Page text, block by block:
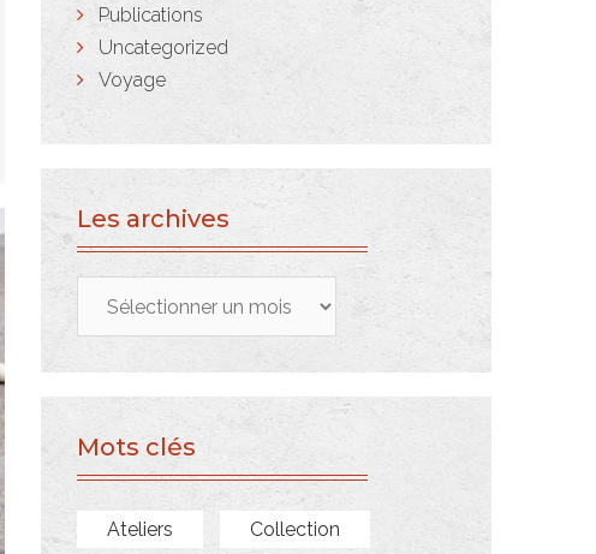
Publications
Uncategorized
Voyage
Les archives
Mots clés
Ateliers Collection